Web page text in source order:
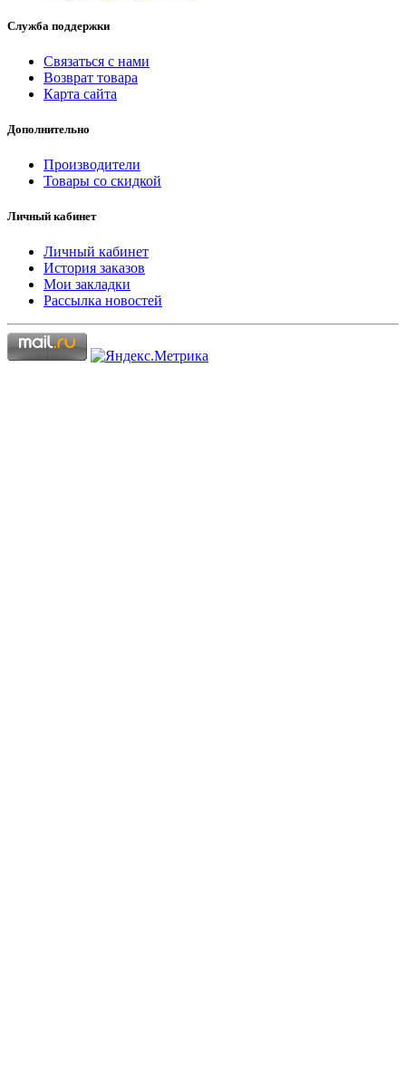
Служба поддержки
Связаться с нами
Возврат товара
Карта сайта
Дополнительно
Производители
Товары со скидкой
Личный кабинет
Личный кабинет
История заказов
Мои закладки
Рассылка новостей